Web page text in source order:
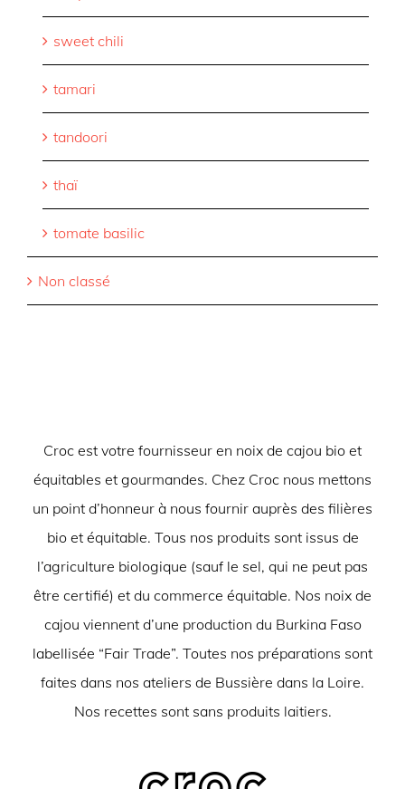
sweet chili
tamari
tandoori
thaï
tomate basilic
Non classé
Croc est votre fournisseur en noix de cajou bio et
équitables et gourmandes. Chez Croc nous mettons
un point d’honneur à nous fournir auprès des filières
bio et équitable. Tous nos produits sont issus de
l’agriculture biologique (sauf le sel, qui ne peut pas
être certifié) et du commerce équitable. Nos noix de
cajou viennent d’une production du Burkina Faso
labellisée “Fair Trade”. Toutes nos préparations sont
faites dans nos ateliers de Bussière dans la Loire.
Nos recettes sont sans produits laitiers.